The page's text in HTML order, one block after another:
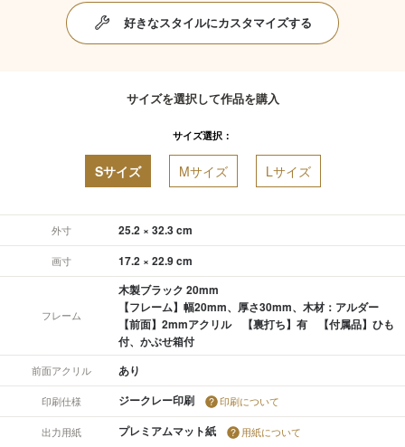
好きなスタイルにカスタマイズする
サイズを選択して作品を購入
サイズ選択：
Sサイズ Mサイズ Lサイズ
外寸 25.2 × 32.3 cm
画寸 17.2 × 22.9 cm
フレーム
木製ブラック 20mm
【フレーム】幅20mm、厚さ30mm、木材：アルダー
【前面】2mmアクリル 【裏打ち】有 【付属品】ひも
付、かぶせ箱付
前面アクリル あり
印刷仕様 ジークレー印刷 印刷について
出力用紙 プレミアムマット紙 用紙について